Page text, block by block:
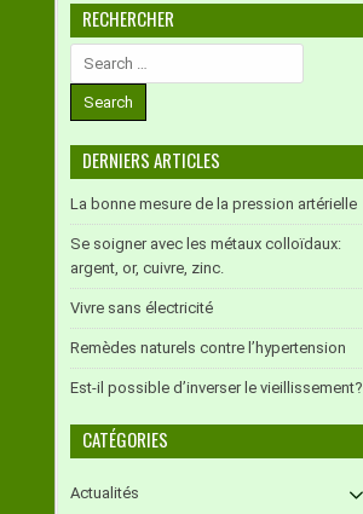
RECHERCHER
Search
for:
DERNIERS ARTICLES
La bonne mesure de la pression artérielle
Se soigner avec les métaux colloïdaux:
argent, or, cuivre, zinc.
Vivre sans électricité
Remèdes naturels contre l’hypertension
Est-il possible d’inverser le vieillissement?
CATÉGORIES
Actualités